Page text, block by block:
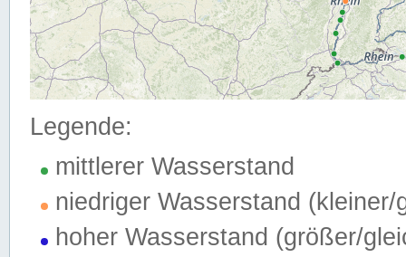
Legende:
mittlerer Wasserstand
niedriger Wasserstand (kleiner/
hoher Wasserstand (größer/